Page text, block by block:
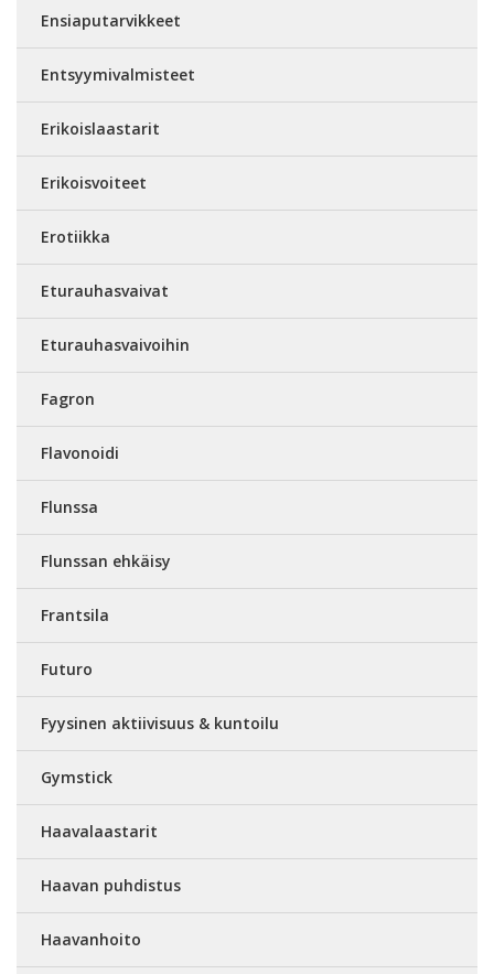
Ensiaputarvikkeet
Entsyymivalmisteet
Erikoislaastarit
Erikoisvoiteet
Erotiikka
Eturauhasvaivat
Eturauhasvaivoihin
Fagron
Flavonoidi
Flunssa
Flunssan ehkäisy
Frantsila
Futuro
Fyysinen aktiivisuus & kuntoilu
Gymstick
Haavalaastarit
Haavan puhdistus
Haavanhoito